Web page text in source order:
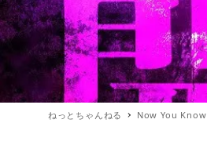
ねっとちゃんねる Now You Know